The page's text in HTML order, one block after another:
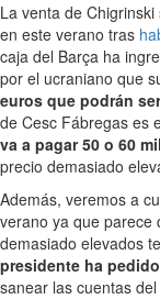
La venta de
en este verano tras
caja del Barça ha
por el ucraniano que
euros que podrán
de Cesc Fábregas es
va a pagar 50 o 60
precio demasiado
Además, veremos a
verano ya que parece
demasiado elevados
presidente ha
sanear las cuentas del